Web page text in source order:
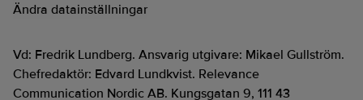
Ändra datainställningar
Vd: Fredrik Lundberg. Ansvarig utgivare: Mikael Gullström.
Chefredaktör: Edvard Lundkvist. Relevance
Communication Nordic AB. Kungsgatan 9, 111 43